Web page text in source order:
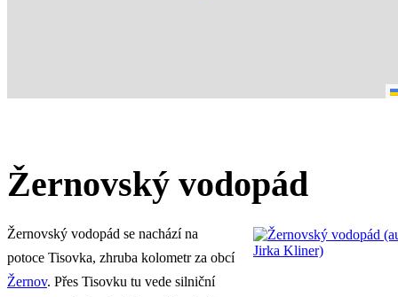
Žernovský vodopád
Žernovský vodopád se nachází na
potoce Tisovka, zhruba kolometr za obcí
Žernov. Přes Tisovku tu vede silniční